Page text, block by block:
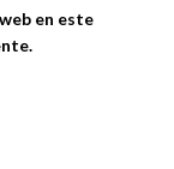
en este